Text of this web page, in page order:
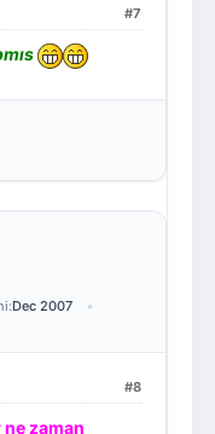
#7
Dec 2007
#8
zaman